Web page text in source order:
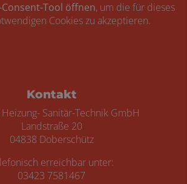
Consent-Tool öffnen, um die für dieses
Cookies zu akzeptieren.
und
Kontakt
Sanitär-Technik GmbH
Landstraße 20
04838 Doberschütz
erreichbar unter:
03423 7581467